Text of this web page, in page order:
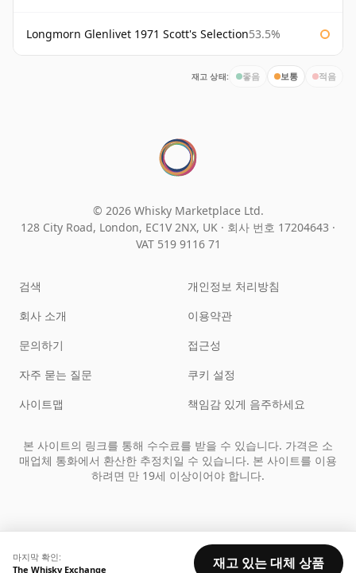
Longmorn Glenlivet 1971 Scott's Selection53.5%
재고 상태: 좋음 보통 적음
마지막 확인:
The Whisky Exchange
재고 있는 대체 상품
© 2026 Whisky Marketplace Ltd.
128 City Road, London, EC1V 2NX, UK · 회사 번호 17204643 ·
VAT 519 9116 71
검색
회사 소개
문의하기
자주 묻는 질문
사이트맵
개인정보 처리방침
이용약관
접근성
쿠키 설정
책임감 있게 음주하세요
본 사이트의 링크를 통해 수수료를 받을 수 있습니다. 가격은 소
매업체 통화에서 환산한 추정치일 수 있습니다. 본 사이트를 이용
하려면 만 19세 이상이어야 합니다.